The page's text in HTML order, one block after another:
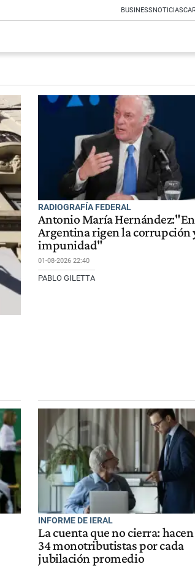
BUSINESSNOTICIAS
RADIOGRAFÍA FEDERAL
Antonio María Hernández:"En
Argentina rigen la corrupción
impunidad"
01-08-2026 22:40
PABLO GILETTA
INFORME DE IERAL
La cuenta que no cierra:
34 monotributistas por cada
jubilación promedio